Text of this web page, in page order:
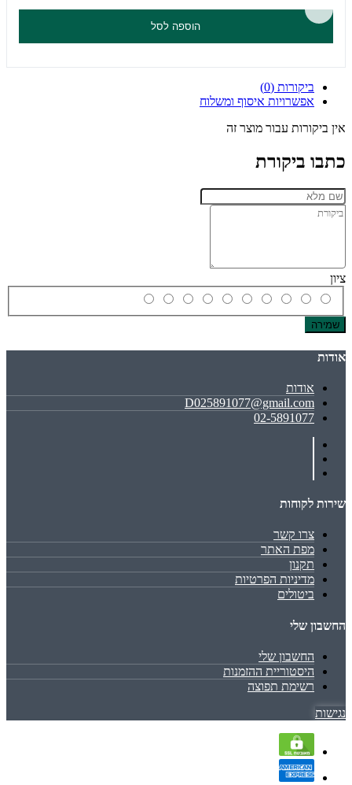
הוספה לסל
ביקורות (0)
אפשרויות איסוף ומשלוח
אין ביקורות עבור מוצר זה
כתבו ביקורת
ציון
שמירה
אודות
אודות
D025891077@gmail.com
02-5891077
שירות לקוחות
צרו קשר
מפת האתר
תקנון
מדיניות הפרטיות
ביטולים
החשבון שלי
החשבון שלי
היסטוריית ההזמנות
רשימת תפוצה
נגישות